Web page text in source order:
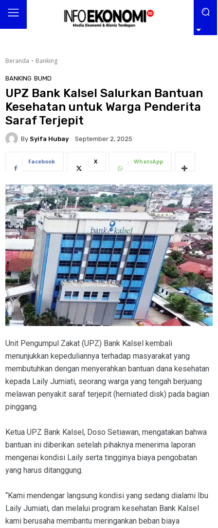
Beranda Banking
BANKING BUMD
UPZ Bank Kalsel Salurkan Bantuan
Kesehatan untuk Warga Penderita
Saraf Terjepit
By Syifa Hubay September 2, 2025
Facebook X WhatsApp
Unit Pengumpul Zakat (UPZ) Bank Kalsel kembali
menunjukkan kepeduliannya terhadap masyarakat yang
membutuhkan dengan menyerahkan bantuan dana kesehatan
kepada Laily Jumiati, seorang warga yang tengah berjuang
melawan penyakit saraf terjepit (herniated disk) pada bagian
pinggang.
Ketua UPZ Bank Kalsel, Doso Setiawan, mengatakan bahwa
bantuan ini diberikan setelah pihaknya menerima laporan
mengenai kondisi Laily serta tingginya biaya pengobatan
yang harus ditanggung.
“Kami mendengar langsung kondisi yang sedang dialami Ibu
Laily Jumiati, dan melalui program kesehatan Bank Kalsel
kami berusaha membantu meringankan beban biaya